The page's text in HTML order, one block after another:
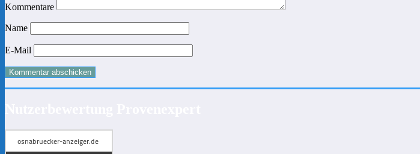
Kommentare
Name
E-Mail